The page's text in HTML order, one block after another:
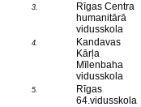
3.
Rīgas Centra
humanitārā
vidusskola
4.
Kandavas
Kārļa
Mīlenbaha
vidusskola
5.
Rīgas
64.vidusskola